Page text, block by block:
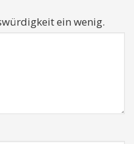
ein wenig.